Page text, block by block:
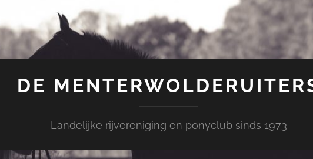
DE
Landelijke rijvereniging en ponyclub sinds 1973